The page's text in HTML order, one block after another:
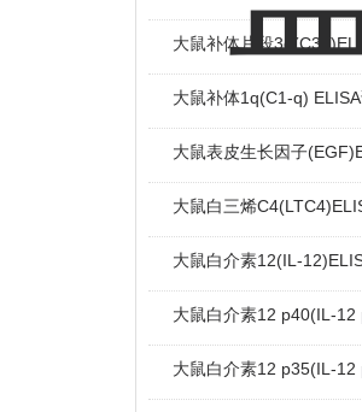
大鼠补体片段
大鼠补体1q(C1-q)
大鼠表皮生长因子
大鼠白三烯
大鼠白介素12(IL-
大鼠白介素12 p40(IL-12
大鼠白介素12 p35(IL-12